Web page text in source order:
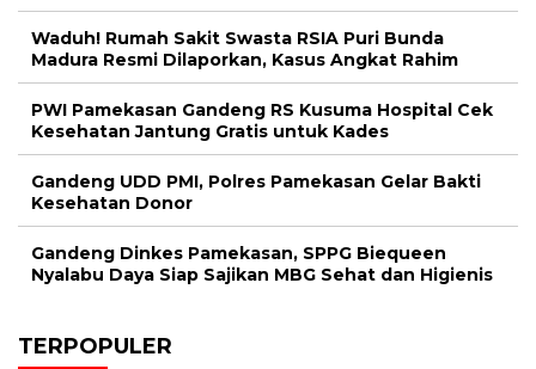
Waduh! Rumah Sakit Swasta RSIA Puri Bunda
Madura Resmi Dilaporkan, Kasus Angkat Rahim
PWI Pamekasan Gandeng RS Kusuma Hospital Cek
Kesehatan Jantung Gratis untuk Kades
Gandeng UDD PMI, Polres Pamekasan Gelar Bakti
Kesehatan Donor
Gandeng Dinkes Pamekasan, SPPG Biequeen
Nyalabu Daya Siap Sajikan MBG Sehat dan Higienis
TERPOPULER